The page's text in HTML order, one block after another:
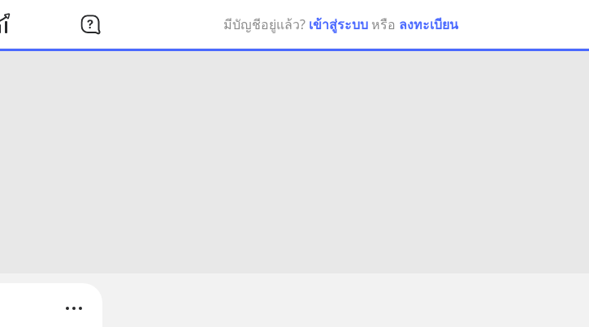
มีบัญชีอยู่แล้ว? เข้าสู่ระบบ หรือ ลงทะเบียน